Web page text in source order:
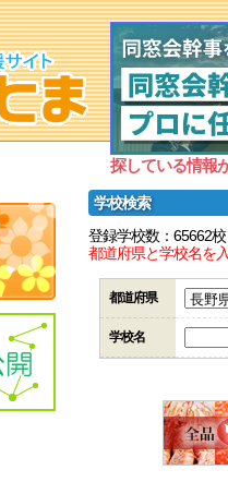
探している情報
学校検索
登録学校数：65662校
都道府県と学校名を
都道府県
学校名